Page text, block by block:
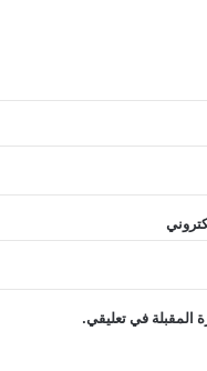
المقبلة في تعليقي.